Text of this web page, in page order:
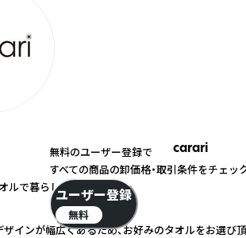
carari
で暮らしを豊かに！
ザインが幅広くあるため、お好みのタオルをお選び
無料のユーザー登録で
すべての商品の卸価格・取引条件をチェッ
ユーザー登録
無料